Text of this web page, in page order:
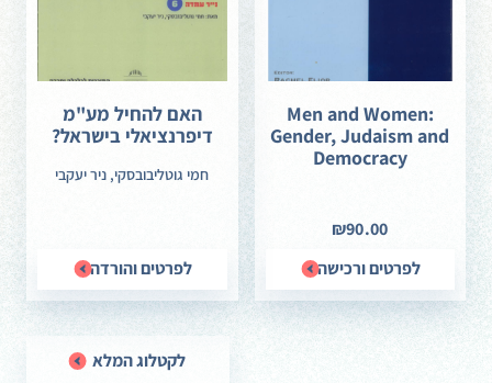
Men and Women:
Gender, Judaism and
Democracy
₪90.00
לפרטים ורכישה
האם להחיל מע"מ
דיפרנציאלי בישראל?
חמי גוטליבובסקי, ניר יעקבי
לפרטים והורדה
לקטלוג המלא